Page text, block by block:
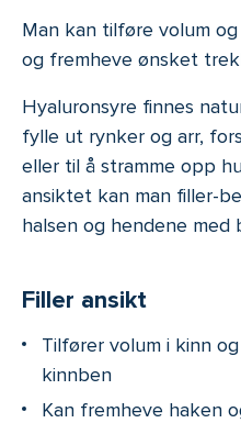
Man kan tilføre volum
og fremheve ønsket
Hyaluronsyre finnes
fylle ut rynker og arr,
eller til å stramme opp
ansiktet kan man filler-
halsen og hendene med
Filler ansikt
Tilfører volum i kinn
kinnben
Kan fremheve haken